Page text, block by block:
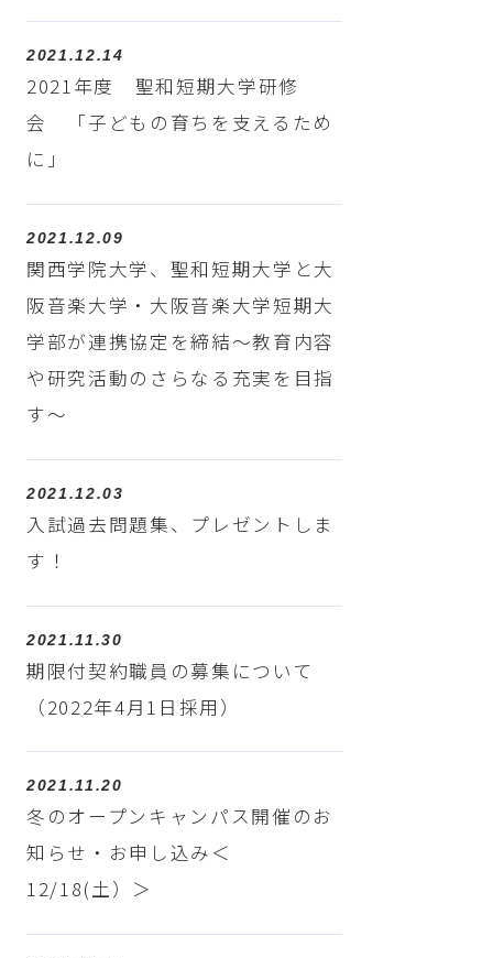
2021.12.14
2021年度 聖和短期大学研修
会 「子どもの育ちを支えるため
に」
2021.12.09
関西学院大学、聖和短期大学と大
阪音楽大学・大阪音楽大学短期大
学部が連携協定を締結～教育内容
や研究活動のさらなる充実を目指
す～
2021.12.03
入試過去問題集、プレゼントしま
す！
2021.11.30
期限付契約職員の募集について
（2022年4月1日採用）
2021.11.20
冬のオープンキャンパス開催のお
知らせ・お申し込み＜
12/18(土）＞